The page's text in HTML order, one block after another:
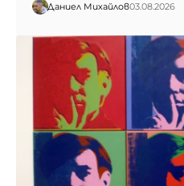
Даниел Михайлов03.08.2026